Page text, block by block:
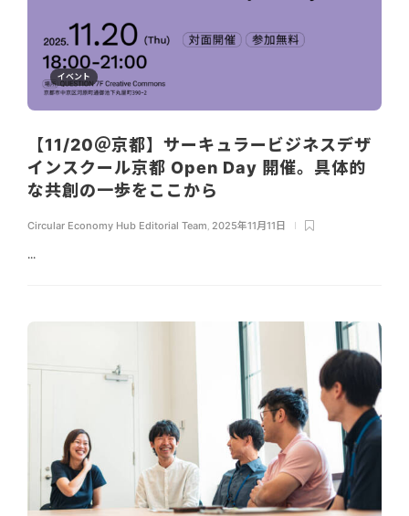
イベント
【11/20＠京都】サーキュラービジネスデザ
インスクール京都 Open Day 開催。具体的
な共創の一歩をここから
Circular Economy Hub Editorial Team 2025年11月11日
...